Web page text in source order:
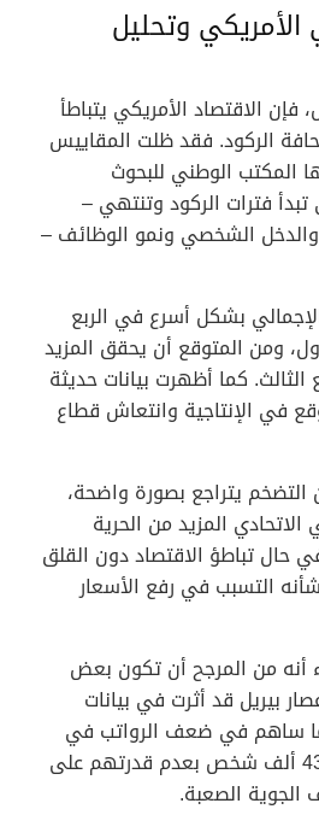
الأمريكي وتحليل
الاقتصاد الأمريكي يتباطأ
الركود. فقد ظلت المقاييس
المكتب الوطني للبحوث
تبدأ فترات الركود وتنتهي –
والدخل الشخصي ونمو الوظائف –
بشكل أسرع في الربع
ومن المتوقع أن يحقق المزيد
كما أظهرت بيانات حديثة
في الإنتاجية وانتعاش قطاع
التضخم يتراجع بصورة واضحة،
المزيد من الحرية
حال تباطؤ الاقتصاد دون القلق
التسبب في رفع الأسعار
أنه من المرجح أن تكون بعض
بيريل قد أثرت في بيانات
ساهم في ضعف الرواتب في
يوليو، حيث صرح نحو 436 ألف شخص بعدم قدرتهم على
الجوية الصعبة.